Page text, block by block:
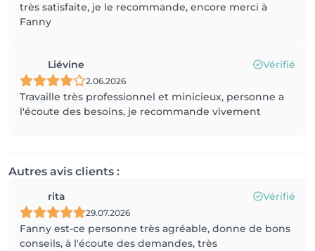
très satisfaite, je le recommande, encore merci à
Fanny
Liévine Vérifié
2.06.2026
Travaille très professionnel et minicieux, personne a
l'écoute des besoins, je recommande vivement
Autres avis clients :
rita Vérifié
29.07.2026
Fanny est-ce personne très agréable, donne de bons
conseils, à l'écoute des demandes, très